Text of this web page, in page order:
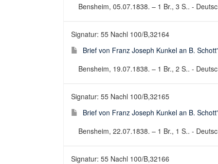
Bensheim, 05.07.1838. – 1 Br., 3 S.. -
Signatur: 55 Nachl 100/B,32164
Brief von Franz Joseph Kunkel an B.
Bensheim, 19.07.1838. – 1 Br., 2 S.. -
Signatur: 55 Nachl 100/B,32165
Brief von Franz Joseph Kunkel an B.
Bensheim, 22.07.1838. – 1 Br., 1 S.. -
Signatur: 55 Nachl 100/B,32166